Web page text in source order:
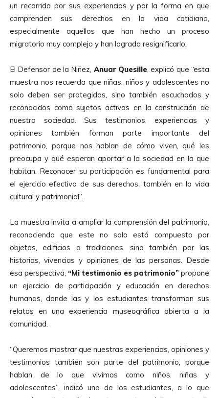
un recorrido por sus experiencias y por la forma en que
comprenden sus derechos en la vida cotidiana,
especialmente aquellos que han hecho un proceso
migratorio muy complejo y han logrado resignificarlo.
El Defensor de la Niñez, Anuar Quesille , explicó que “esta
muestra nos recuerda que niñas, niños y adolescentes no
solo deben ser protegidos, sino también escuchados y
reconocidos como sujetos activos en la construcción de
nuestra sociedad. Sus testimonios, experiencias y
opiniones también forman parte importante del
patrimonio, porque nos hablan de cómo viven, qué les
preocupa y qué esperan aportar a la sociedad en la que
habitan. Reconocer su participación es fundamental para
el ejercicio efectivo de sus derechos, también en la vida
cultural y patrimonial”.
La muestra invita a ampliar la comprensión del patrimonio,
reconociendo que este no solo está compuesto por
objetos, edificios o tradiciones, sino también por las
historias, vivencias y opiniones de las personas. Desde
esa perspectiva, “Mi testimonio es patrimonio” propone
un ejercicio de participación y educación en derechos
humanos, donde las y los estudiantes transforman sus
relatos en una experiencia museográfica abierta a la
comunidad.
“Queremos mostrar que nuestras experiencias, opiniones y
testimonios también son parte del patrimonio, porque
hablan de lo que vivimos como niños, niñas y
adolescentes”, indicó uno de los estudiantes, a lo que